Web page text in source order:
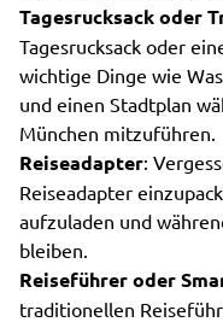
Tagesrucksack oder
Tagesrucksack oder
wichtige Dinge wie
und einen Stadtplan
München mitzuführen.
Reiseadapter:
Reiseadapter
aufzuladen und
bleiben.
Reiseführer oder
traditionellen